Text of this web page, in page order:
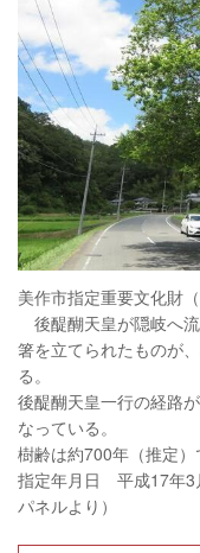
美作市指定重要文化財
後醍醐天皇が隠岐へ
箸を立てられたものが
る。
後醍醐天皇一行の経路
なっている。
樹齢は約700年（推定
指定年月日 平成17年3
パネルより）